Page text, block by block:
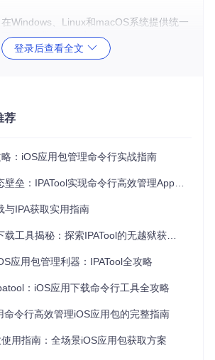
在Windows、Linux和macOS系统提供统一
台差异带来的效率损耗
、测试人员和DevOps团队而言，IPATool
开始的安装与配置
10+、Ubuntu 18.04+、CentOS 7+或
Apple ID（已启用App Store访问权限）
登录后查看全文
荐
略：iOS应用包管理命令行实战指南
垒：IPATool实现命令行高效管理App Store应用
与IPA获取实用指南
工具揭秘：探索IPATool的无越狱获取方案
应用包管理利器：IPATool全攻略
：iOS应用下载命令行工具全攻略
命令行高效管理iOS应用包的完整指南
使用指南：全场景iOS应用包获取方案